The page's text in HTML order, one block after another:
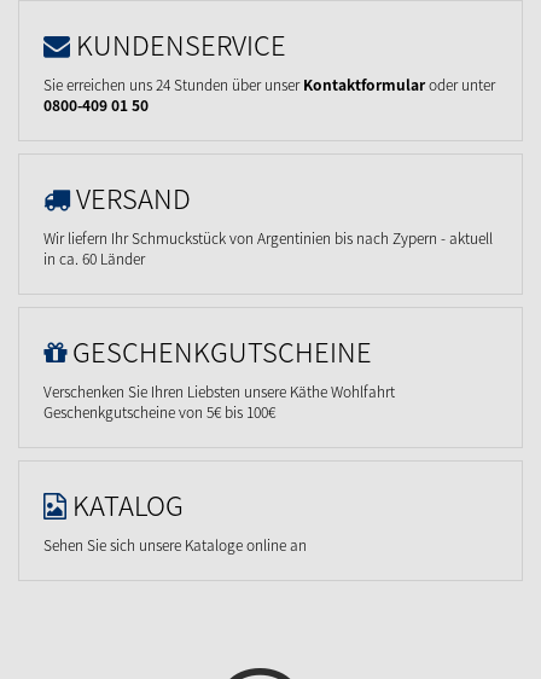
KUNDENSERVICE
Sie erreichen uns 24 Stunden über unserKontaktformularoder unter
0800-409 01 50
VERSAND
Wir liefern Ihr Schmuckstück von Argentinien bis nach Zypern - aktuell
in ca. 60 Länder
GESCHENKGUTSCHEINE
Verschenken Sie Ihren Liebsten unsere Käthe Wohlfahrt
Geschenkgutscheine von 5€ bis 100€
KATALOG
Sehen Sie sich unsere Kataloge online an